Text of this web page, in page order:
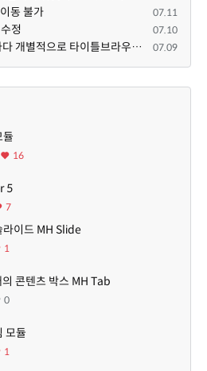
동 불가 07.11
정 07.10
( 게시판 분류/카테고리) 마다 개별적으로 타이틀브라우저 제목 및 seo설명 넣을 수 있으면 어떨지 해서 글 등록해봅니다. 07.09
듈
16
5
7
라이드 MH Slide
1
콘텐츠 박스 MH Tab
0
모듈
1